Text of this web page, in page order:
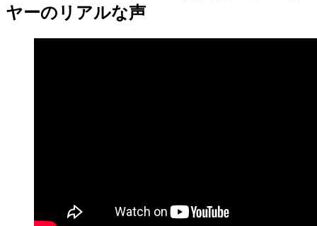
ヤーのリアルな声